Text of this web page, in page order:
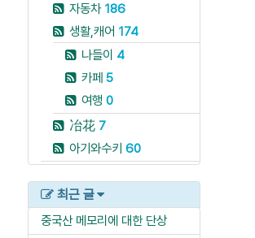
자동차 186
생활,캐어 174
나들이 4
카페 5
여행 0
冶花 7
아기와수키 60
최근 글
중국산 메모리에 대한 단상